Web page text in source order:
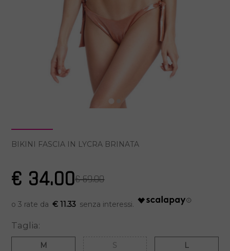
BIKINI FASCIA IN LYCRA BRINATA
€ 34.00€ 69.00
€ 11.33
Taglia:
M S L